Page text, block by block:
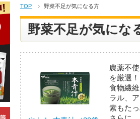
TOP 野菜不足が気になる方
野菜不足が気にな
農薬不
を厳選！
食物繊
ラル、
素もた